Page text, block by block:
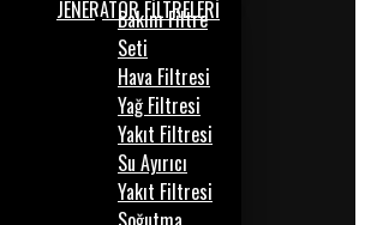
JENERATÖR FİLTRELERİ
Bakım Filtre
Seti
Hava Filtresi
Yağ Filtresi
Yakıt Filtresi
Su Ayırıcı
Yakıt Filtresi